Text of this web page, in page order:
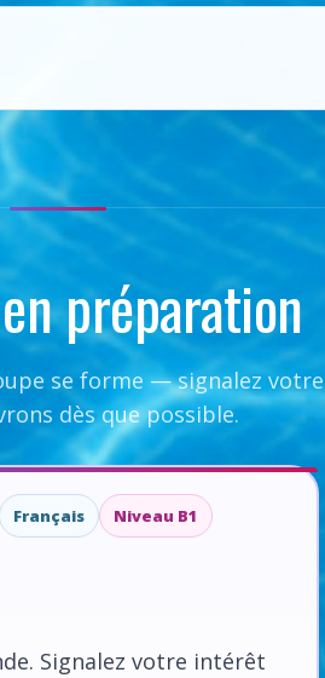
préparation
se forme — signalez
dès que possible.
Français Niveau B1
Signalez votre intérêt